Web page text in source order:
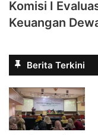
Komisi I
Keuangan
Berita Terkini